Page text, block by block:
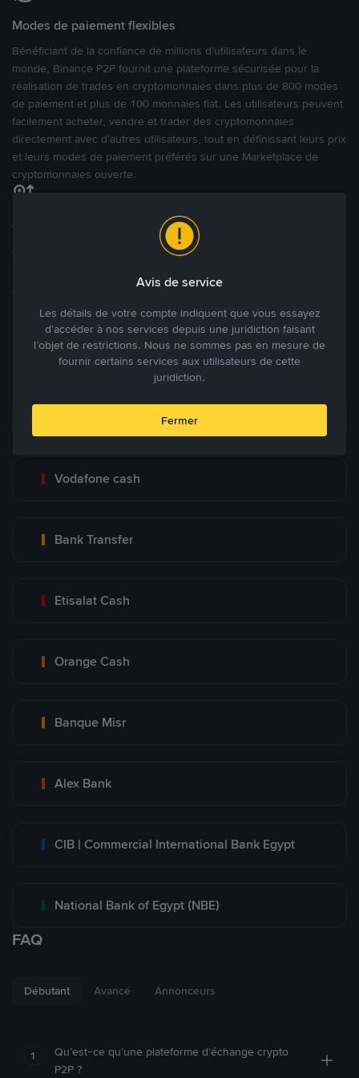
Modes de paiement flexibles
Bénéficiant de la confiance de millions d’utilisateurs dans le
monde, Binance P2P fournit une plateforme sécurisée pour la
réalisation de trades en cryptomonnaies dans plus de 800 modes
de paiement et plus de 100 monnaies fiat. Les utilisateurs peuvent
facilement acheter, vendre et trader des cryptomonnaies
directement avec d’autres utilisateurs, tout en définissant leurs prix
et leurs modes de paiement préférés sur une Marketplace de
cryptomonnaies ouverte.
Tradez à des prix avantageux pour vous
Tradez des cryptos en étant libres d’acheter et de vendre à votre
des annonces commerciales pour fixer vos propres prix.
Blog P2P Voir plus
Principaux modes de paiement
Vodafone cash
Bank Transfer
Etisalat Cash
Orange Cash
Banque Misr
Alex Bank
CIB | Commercial International Bank Egypt
National Bank of Egypt (NBE)
FAQ
Débutant Avancé Annonceurs
1
Qu’est-ce qu’une plateforme d’échange crypto
P2P ?
Avis de service
Les détails de votre compte indiquent que vous essayez
d’accéder à nos services depuis une juridiction faisant
l’objet de restrictions. Nous ne sommes pas en mesure de
fournir certains services aux utilisateurs de cette
juridiction.
Fermer